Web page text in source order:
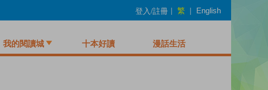
登入/註冊 | 繁 | English
我的閱讀城 十本好讀 漫話生活